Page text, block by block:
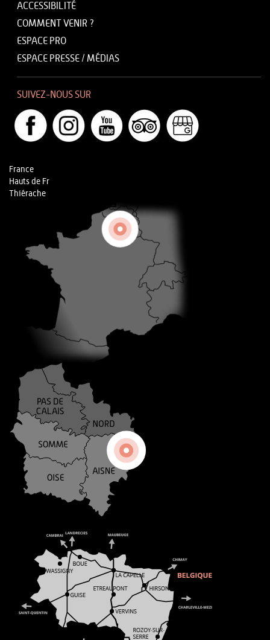
ACCESSIBILITÉ
COMMENT VENIR ?
ESPACE PRO
ESPACE PRESSE / MÉDIAS
SUIVEZ-NOUS SUR
France
Hauts de Fr
Thiérache